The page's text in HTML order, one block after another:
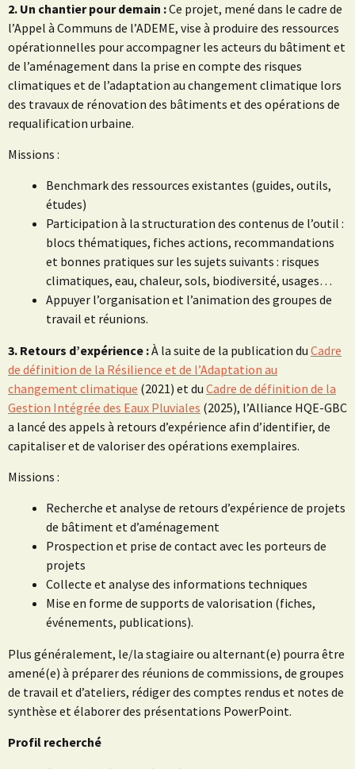
2. Un chantier pour demain :Ce projet, mené dans le cadre de
l’Appel à Communs de l’ADEME, vise à produire des ressources
opérationnelles pour accompagner les acteurs du bâtiment et
de l’aménagement dans la prise en compte des risques
climatiques et de l’adaptation au changement climatique lors
des travaux de rénovation des bâtiments et des opérations de
requalification urbaine.
Missions :
Benchmark des ressources existantes (guides, outils,
études)
Participation à la structuration des contenus de l’outil :
blocs thématiques, fiches actions, recommandations
et bonnes pratiques sur les sujets suivants : risques
climatiques, eau, chaleur, sols, biodiversité, usages…
Appuyer l’organisation et l’animation des groupes de
travail et réunions.
3. Retours d’expérience :À la suite de la publication du Cadre
de définition de la Résilience et de l’Adaptation au
changement climatique (2021) et du Cadre de définition de la
Gestion Intégrée des Eaux Pluviales (2025), l’Alliance HQE-GBC
a lancé des appels à retours d’expérience afin d’identifier, de
capitaliser et de valoriser des opérations exemplaires.
Missions :
Recherche et analyse de retours d’expérience de projets
de bâtiment et d’aménagement
Prospection et prise de contact avec les porteurs de
projets
Collecte et analyse des informations techniques
Mise en forme de supports de valorisation (fiches,
événements, publications).
Plus généralement, le/la stagiaire ou alternant(e) pourra être
amené(e) à préparer des réunions de commissions, de groupes
de travail et d’ateliers, rédiger des comptes rendus et notes de
synthèse et élaborer des présentations PowerPoint.
Profil recherché